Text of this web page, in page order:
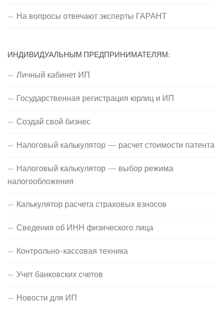
На вопросы отвечают эксперты ГАРАНТ
ИНДИВИДУАЛЬНЫМ ПРЕДПРИНИМАТЕЛЯМ:
Личный кабинет ИП
Государственная регистрация юрлиц и ИП
Создай свой бизнес
Налоговый калькулятор — расчет стоимости патента
Налоговый калькулятор — выбор режима
налогообложения
Калькулятор расчета страховых взносов
Сведения об ИНН физического лица
Контрольно-кассовая техника
Учет банковских счетов
Новости для ИП